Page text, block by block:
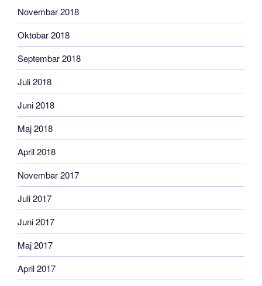
Novembar 2018
Oktobar 2018
Septembar 2018
Juli 2018
Juni 2018
Maj 2018
April 2018
Novembar 2017
Juli 2017
Juni 2017
Maj 2017
April 2017